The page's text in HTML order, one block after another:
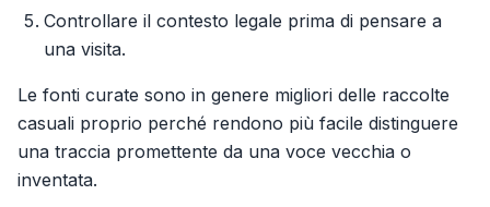
Controllare il contesto legale prima di pensare a
una visita.
Le fonti curate sono in genere migliori delle raccolte
casuali proprio perché rendono più facile distinguere
una traccia promettente da una voce vecchia o
inventata.